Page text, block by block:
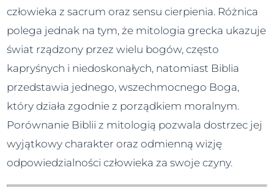
człowieka z sacrum oraz sensu cierpienia. Różnica
polega jednak na tym, że mitologia grecka ukazuje
świat rządzony przez wielu bogów, często
kapryśnych i niedoskonałych, natomiast Biblia
przedstawia jednego, wszechmocnego Boga,
który działa zgodnie z porządkiem moralnym.
Porównanie Biblii z mitologią pozwala dostrzec jej
wyjątkowy charakter oraz odmienną wizję
odpowiedzialności człowieka za swoje czyny.